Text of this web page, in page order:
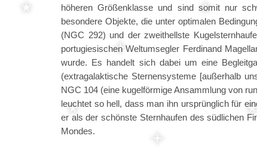
höheren Größenklasse und sind somit nur
besondere Objekte, die unter optimalen
(NGC 292) und der zweithellste
portugiesischen Weltumsegler Ferdinand
wurde. Es handelt sich dabei um eine
(extragalaktische Sternensysteme [außerhalb
NGC 104 (eine kugelförmige Ansammlung von
leuchtet so hell, dass man ihn ursprünglich für
er als der schönste Sternhaufen des südlichen
Mondes.